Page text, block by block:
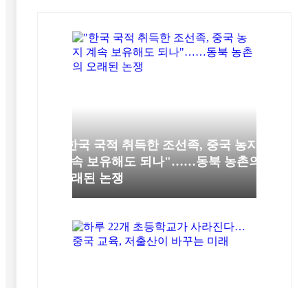
"한국 국적 취득한 조선족, 중국 농지
계속 보유해도 되나"……동북 농촌의
오래된 논쟁